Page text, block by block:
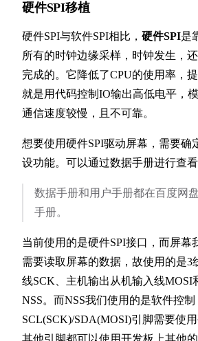
硬件SPI移植
硬件SPI与软件SPI相比， 硬件SPI是
所有的时钟边缘采样，时钟发生，
完成的。它降低了CPU的使用率，
就是用代码控制IO输出高低电平，
通信速度较慢，且不可靠。
想要使用硬件SPI驱动屏幕，需要确
设功能。可以通过数据手册进行查看
数据手册和用户手册都在百度网
手册。
当前使用的是硬件SPI接口，而屏幕
需要读取屏幕的数据，故使用的是3
线SCK、主机输出从机输入线MOSI
NSS。而NSS我们使用的是软件控
SCL(SCK)/SDA(MOSI)引脚需要使
其他引脚都可以使用开发板上其他的